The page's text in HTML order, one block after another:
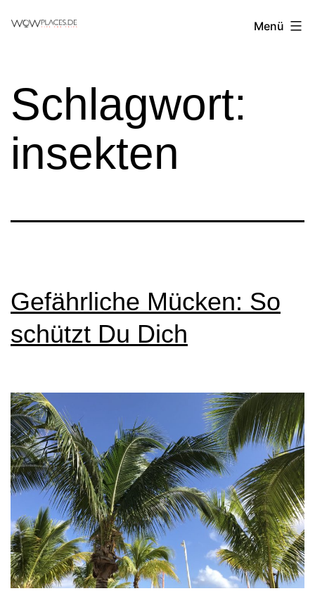
Reiseblog
Menü
Schlagwort:
insekten
Gefährliche Mücken: So
schützt Du Dich